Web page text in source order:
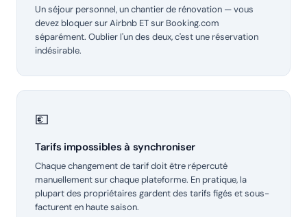
Un séjour personnel, un chantier de rénovation — vous
devez bloquer sur Airbnb ET sur Booking.com
séparément. Oublier l'un des deux, c'est une réservation
indésirable.
💶
Tarifs impossibles à synchroniser
Chaque changement de tarif doit être répercuté
manuellement sur chaque plateforme. En pratique, la
plupart des propriétaires gardent des tarifs figés et sous-
facturent en haute saison.